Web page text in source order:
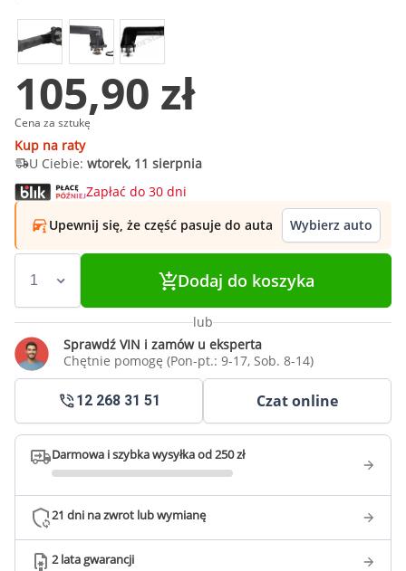
105,90 zł
Cena za sztukę
Kup na raty
U Ciebie: wtorek, 11 sierpnia
Zapłać do 30 dni
Upewnij się, że część pasuje do auta
Wybierz auto
Dodaj do koszyka
lub
Sprawdź VIN i zamów u eksperta
Chętnie pomogę (Pon-pt.: 9-17, Sob. 8-14)
12 268 31 51 Czat online
Darmowa i szybka wysyłka od 250 zł
21 dni na zwrot lub wymianę
2 lata gwarancji